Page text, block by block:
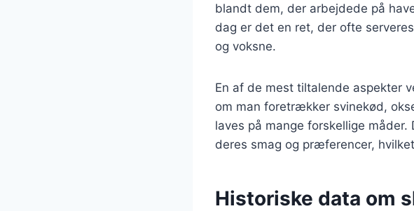
blandt dem, der arbejdede på
dag er det en ret, der ofte
og voksne.
En af de mest tiltalende aspekter
om man foretrækker svinekød,
laves på mange forskellige
deres smag og præferencer,
Historiske data om